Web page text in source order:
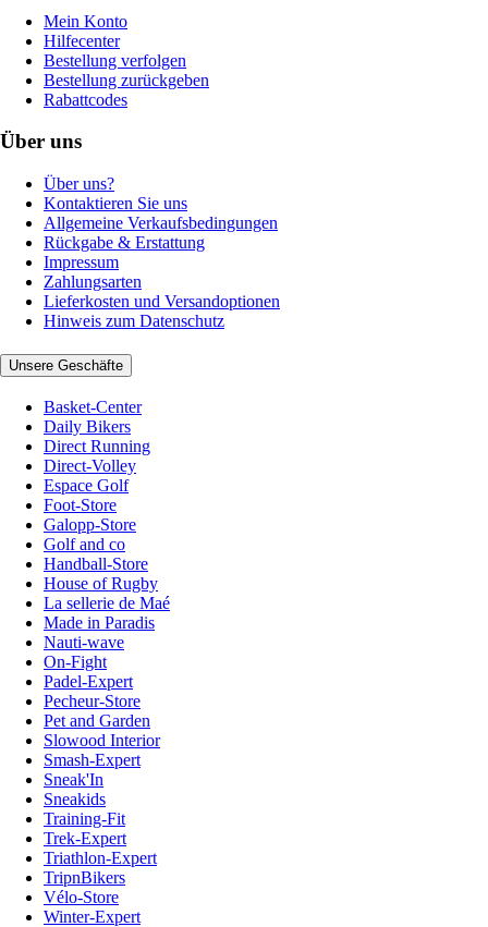
Mein Konto
Hilfecenter
Bestellung verfolgen
Bestellung zurückgeben
Rabattcodes
Über uns
Über uns?
Kontaktieren Sie uns
Allgemeine Verkaufsbedingungen
Rückgabe & Erstattung
Impressum
Zahlungsarten
Lieferkosten und Versandoptionen
Hinweis zum Datenschutz
Unsere Geschäfte
Basket-Center
Daily Bikers
Direct Running
Direct-Volley
Espace Golf
Foot-Store
Galopp-Store
Golf and co
Handball-Store
House of Rugby
La sellerie de Maé
Made in Paradis
Nauti-wave
On-Fight
Padel-Expert
Pecheur-Store
Pet and Garden
Slowood Interior
Smash-Expert
Sneak'In
Sneakids
Training-Fit
Trek-Expert
Triathlon-Expert
TripnBikers
Vélo-Store
Winter-Expert